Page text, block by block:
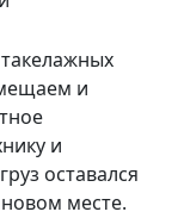
и
и
оставался
месте.